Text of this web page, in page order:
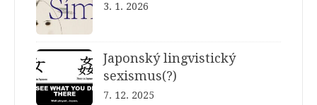
3. 1. 2026
Japonský lingvistický
sexismus(?)
7. 12. 2025